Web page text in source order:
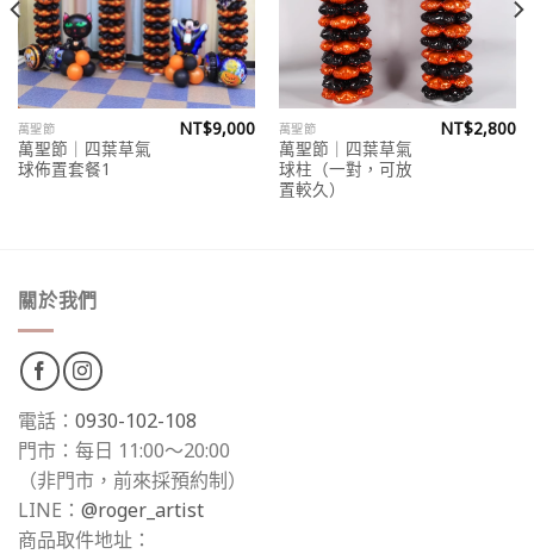
萬聖節
萬聖節｜四葉草氣
球佈置套餐1
NT$9,000 萬聖節
萬聖節｜四葉草氣
球柱（一對，可放
置較久）
NT$2,800
關於我們
電話： 0930-102-108
門市：每日 11:00～20:00
（非門市，前來採預約制）
LINE： @roger_artist
商品取件地址：